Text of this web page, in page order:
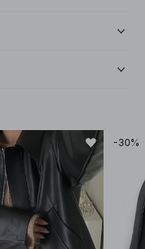
-30%